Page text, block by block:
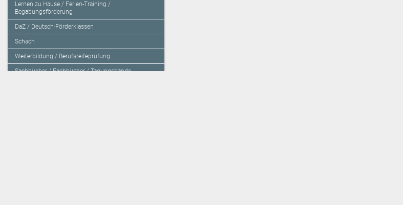
Lernen zu Hause / Ferien-Training /
Begabungsförderung
DaZ / Deutsch-Förderklassen
Schach
Weiterbildung / Berufsreifeprüfung
Sachbücher / Fachbücher / Tagungsbände